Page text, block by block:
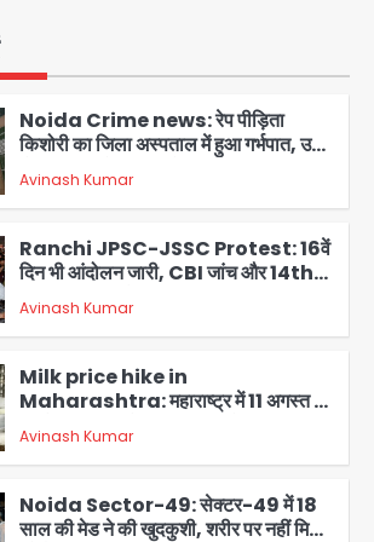
Noida Crime news: रेप पीड़िता
किशोरी का जिला अस्पताल में हुआ गर्भपात, उधर
सेक्टर-49 में महिला को मिली ब्लास्ट की धमकी
Avinash Kumar
Ranchi JPSC-JSSC Protest: 16वें
दिन भी आंदोलन जारी, CBI जांच और 14th
Exam रद्द करने की मांग
Avinash Kumar
Milk price hike in
Maharashtra: महाराष्ट्र में 11 अगस्त से
दूध के दाम 2 रुपये प्रति लीटर बढ़े
Avinash Kumar
Noida Sector-49: सेक्टर-49 में 18
साल की मेड ने की खुदकुशी, शरीर पर नहीं मिली